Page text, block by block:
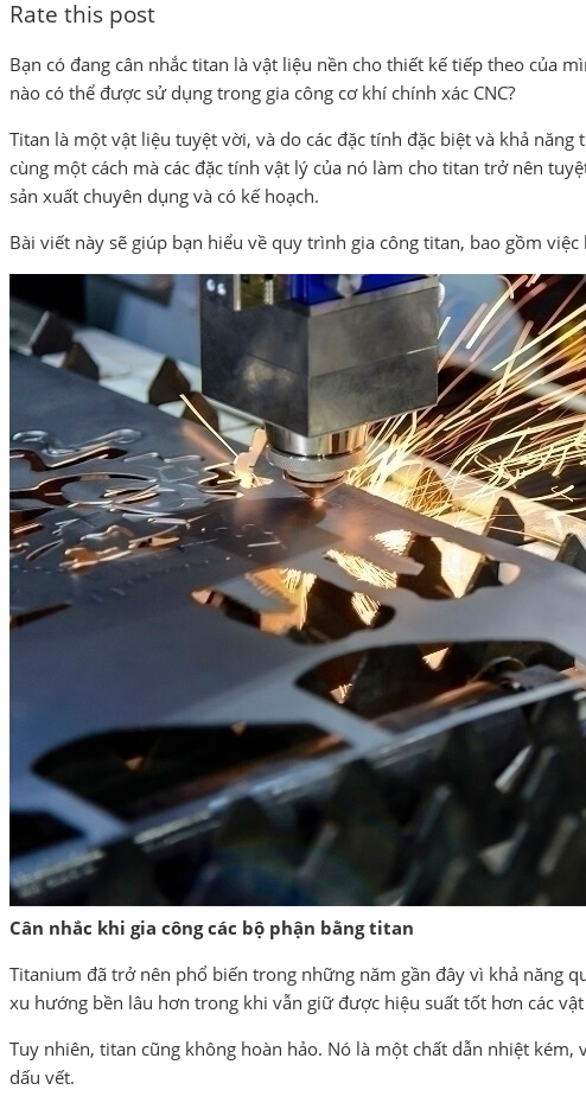
Rate this post
Bạn có đang cân nhắc titan là vật liệu nền cho thiết kế tiếp theo của
nào có thể được sử dụng trong gia công cơ khí chính xác CNC?
Titan là một vật liệu tuyệt vời, và do các đặc tính đặc biệt và khả
cùng một cách mà các đặc tính vật lý của nó làm cho titan trở nên
sản xuất chuyên dụng và có kế hoạch.
Bài viết này sẽ giúp bạn hiểu về quy trình gia công titan, bao gồm
Cân nhắc khi gia công các bộ phận bằng titan
Titanium đã trở nên phổ biến trong những năm gần đây vì khả năng
xu hướng bền lâu hơn trong khi vẫn giữ được hiệu suất tốt hơn các
Tuy nhiên, titan cũng không hoàn hảo. Nó là một chất dẫn nhiệt
dấu vết.